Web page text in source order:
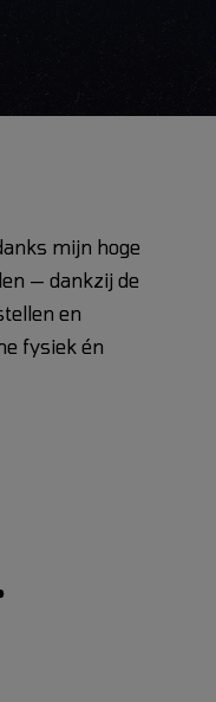
mijn hoge
— dankzij de
en
fysiek én